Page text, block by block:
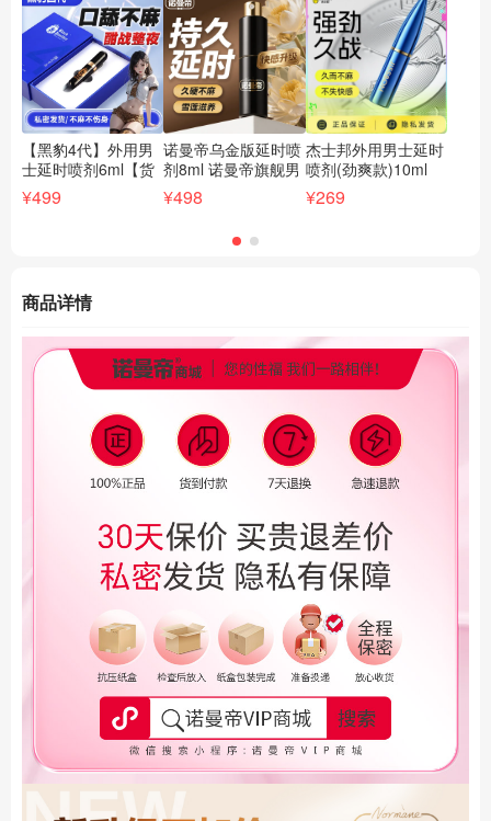
【黑豹4代】外用男
士延时喷剂6ml【货
号XYS0066】
¥499
诺曼帝乌金版延时喷
剂8ml 诺曼帝旗舰男
用延时新产品【货号
ZYS6005】
¥498
杰士邦外用男士延时
喷剂(劲爽款)10ml
【货号XYS4105】
¥269
商品详情